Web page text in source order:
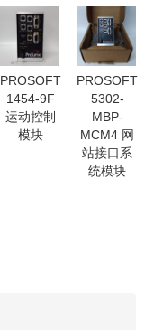
PROSOFT
1454-9F
运动控制
模块
PROSOFT
5302-
MBP-
MCM4 网
站接口系
统模块